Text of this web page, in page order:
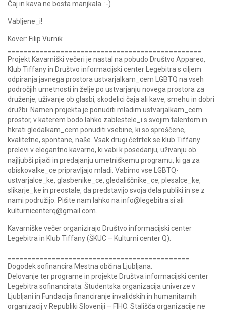
Čaj in kava ne bosta manjkala. :-)
Vabljene_i!
Kover: Filip Vurnik
Projekt Kavarniški večeri je nastal na pobudo Društvo Appareo,
Klub Tiffany in Društvo informacijski center Legebitra s ciljem
odpiranja javnega prostora ustvarjalkam_cem LGBTQ na vseh
področjih umetnosti in želje po ustvarjanju novega prostora za
druženje, uživanje ob glasbi, skodelici čaja ali kave, smehu in dobri
družbi. Namen projekta je ponuditi mladim ustvarjalkam_cem
prostor, v katerem bodo lahko zablestele_i s svojim talentom in
hkrati gledalkam_cem ponuditi vsebine, ki so sproščene,
kvalitetne, spontane, naše. Vsak drugi četrtek se klub Tiffany
prelevi v elegantno kavarno, ki vabi k posedanju, uživanju ob
najljubši pijači in predajanju umetniškemu programu, ki ga za
obiskovalke_ce pripravljajo mladi. Vabimo vse LGBTQ-
ustvarjalce_ke, glasbenike_ce, gledališčnike_ce, plesalce_ke,
slikarje_ke in preostale, da predstavijo svoja dela publiki in se z
nami podružijo. Pišite nam lahko na info@legebitra.si ali
kulturnicenterq@gmail.com.
Kavarniške večer organizirajo Društvo informacijski center
Legebitra in Klub Tiffany (ŠKUC – Kulturni center Q).
Dogodek sofinancira Mestna občina Ljubljana.
Delovanje ter programe in projekte Društva informacijski center
Legebitra sofinancirata: Študentska organizacija univerze v
Ljubljani in Fundacija financiranje invalidskih in humanitarnih
organizacij v Republiki Sloveniji – FIHO. Stališča organizacije ne